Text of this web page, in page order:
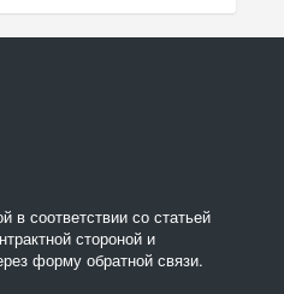
соответствии со статьей
стороной и
форму обратной связи.